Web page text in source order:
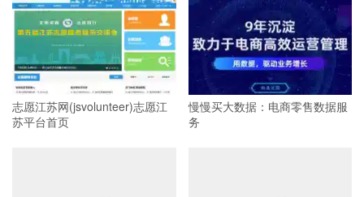
志愿江苏网(jsvolunteer)志愿江
苏平台首页
慢慢买大数据：电商零售数据服
务